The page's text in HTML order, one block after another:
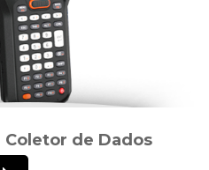
Coletor de Dados